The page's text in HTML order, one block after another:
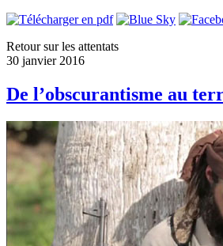
Retour sur les attentats
30 janvier 2016
De l’obscurantisme au